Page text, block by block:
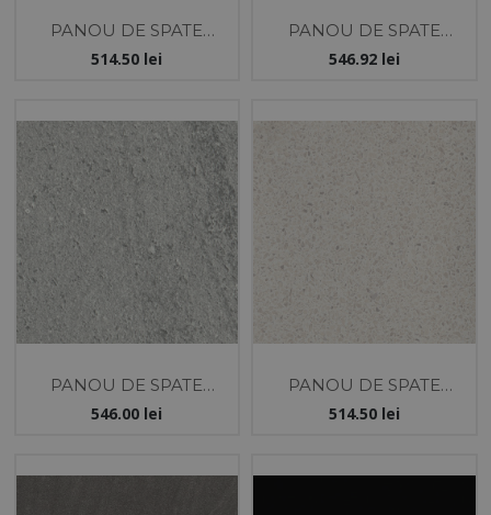
PANOU DE SPATE
KASTAMONU
514.50 lei
PANOU DE SPATE
KASTAMONU
546.92lei
PANOU DE SPATE
KASTAMONU
546.00 lei
PANOU DE SPATE
KASTAMONU
514.50lei